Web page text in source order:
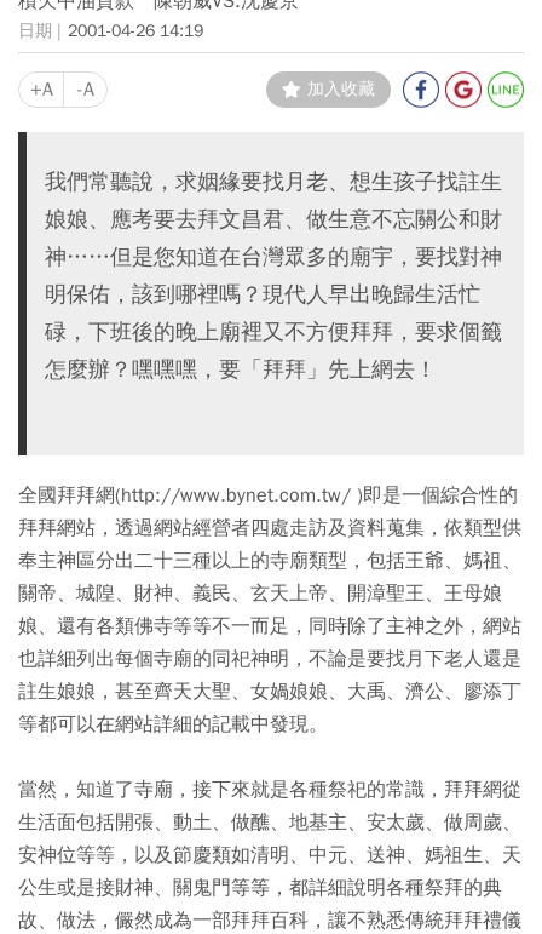
2001-04-26 14:19
+A -A 加入收藏
我們常聽說，求姻緣要找月老、想生孩子找註生
娘娘、應考要去拜文昌君、做生意不忘關公和財
神……但是您知道在台灣眾多的廟宇，要找對神
明保佑，該到哪裡嗎？現代人早出晚歸生活忙
碌，下班後的晚上廟裡又不方便拜拜，要求個籤
怎麼辦？嘿嘿嘿，要「拜拜」先上網去！
全國拜拜網(http://www.bynet.com.tw/ )即是一個綜合性的
拜拜網站，透過網站經營者四處走訪及資料蒐集，依類型供
奉主神區分出二十三種以上的寺廟類型，包括王爺、媽祖、
關帝、城隍、財神、義民、玄天上帝、開漳聖王、王母娘
娘、還有各類佛寺等等不一而足，同時除了主神之外，網站
也詳細列出每個寺廟的同祀神明，不論是要找月下老人還是
註生娘娘，甚至齊天大聖、女媧娘娘、大禹、濟公、廖添丁
等都可以在網站詳細的記載中發現。
當然，知道了寺廟，接下來就是各種祭祀的常識，拜拜網從
生活面包括開張、動土、做醮、地基主、安太歲、做周歲、
安神位等等，以及節慶類如清明、中元、送神、媽祖生、天
公生或是接財神、關鬼門等等，都詳細說明各種祭拜的典
故、做法，儼然成為一部拜拜百科，讓不熟悉傳統拜拜禮儀